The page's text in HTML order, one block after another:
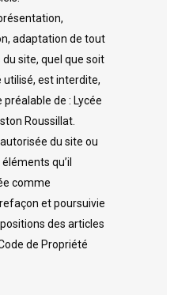
adaptation de tout
site, quel que soit
utilisé, est interdite,
de : Lycée
Roussillat.
du site ou
qu’il
comme
et poursuivie
des articles
de Propriété